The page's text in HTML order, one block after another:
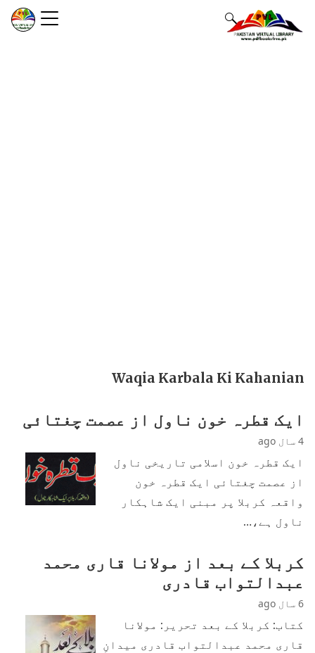
Waqia Karbala Ki Kahanian
ایک قطرہ خون ناول از عصمت چغتائی
4 سال ago
ایک قطرہ خون اسلامی تاریخی ناول
از عصمت چغتائی ایک قطرہ خون
واقعہ کربلا پر مبنی ایک شاہکار
ناول ہے،…
کربلا کے بعد از مولانا قاری محمد
عبدالتواب قادری
6 سال ago
کتاب: کربلا کے بعد تحریر: مولانا
قاری محمد عبدالتواب قادری میدانِ